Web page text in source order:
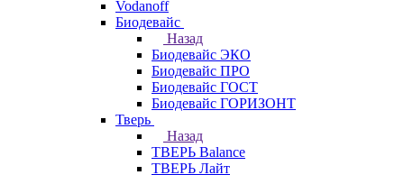
Vodanoff
Биодевайс
Назад
Биодевайс ЭКО
Биодевайс ПРО
Биодевайс ГОСТ
Биодевайс ГОРИЗОНТ
Тверь
Назад
ТВЕРЬ Balance
ТВЕРЬ Лайт